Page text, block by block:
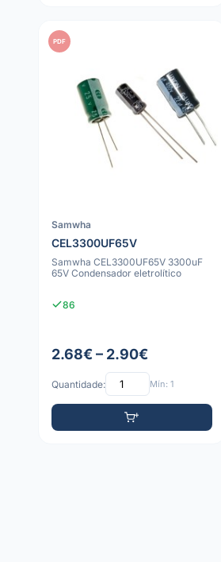
PDF
Samwha
CEL3300UF65V
Samwha CEL3300UF65V 3300uF
65V Condensador eletrolítico
86
2.68€ – 2.90€
Quantidade: Mín: 1